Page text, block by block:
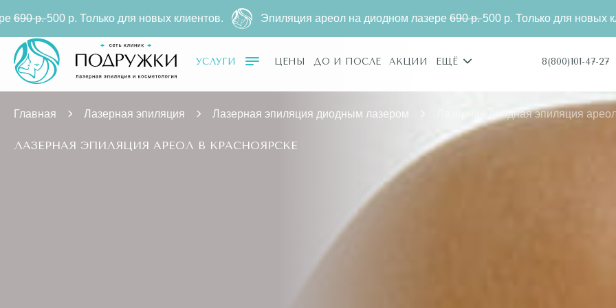
УСЛУГИ ЦЕНЫ ДО И ПОСЛЕ АКЦИИ ЕЩЁ 8(800)101-47-27
Главная Лазерная эпиляция Лазерная эпиляция диодным лазером Лазерная диодная эпиляция ареол
ЛАЗЕРНАЯ ЭПИЛЯЦИЯ АРЕОЛ В КРАСНОЯРСКЕ
для новых клиентов. Эпиляция ареол на диодном лазере 690 р.500 р. Только для новых клиентов.